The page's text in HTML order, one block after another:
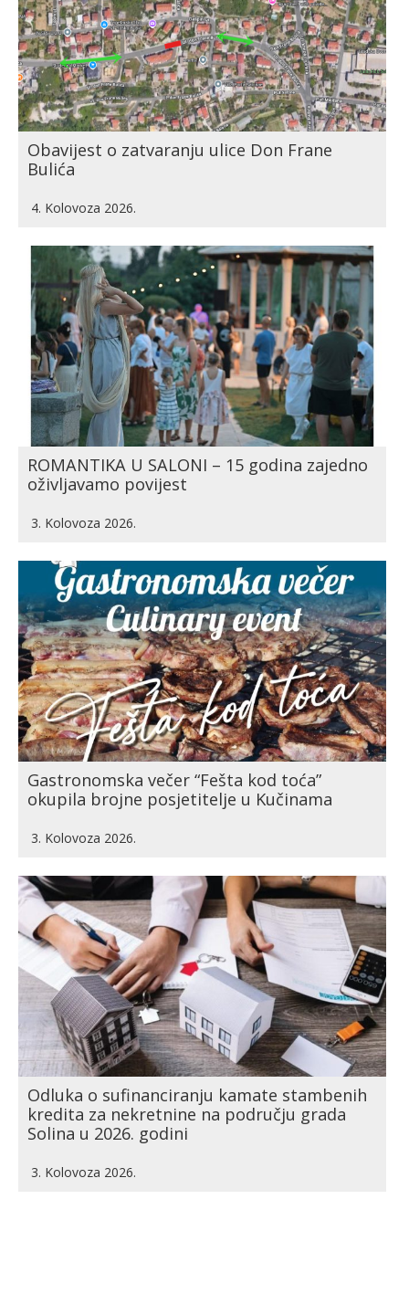
Obavijest o zatvaranju ulice Don Frane
Bulića
4. Kolovoza 2026.
ROMANTIKA U SALONI – 15 godina zajedno
oživljavamo povijest
3. Kolovoza 2026.
Gastronomska večer “Fešta kod toća”
okupila brojne posjetitelje u Kučinama
3. Kolovoza 2026.
Odluka o sufinanciranju kamate stambenih
kredita za nekretnine na području grada
Solina u 2026. godini
3. Kolovoza 2026.